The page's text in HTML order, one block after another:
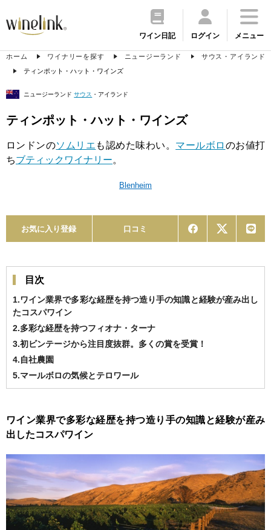
ワイン日記 ログイン メニュー
ホーム ワイナリーを探す ニュージーランド
サウス・アイランド
ティンポット・ハット・ワインズ
ニュージーランドサウス ・アイランド
ティンポット・ハット・ワインズ
ロンドンのソムリエ も認めた味わい。 マールボロ のお値打
ちブティックワイナリー。
Blenheim
お気に入り登録 口コミ
目次
1.ワイン業界で多彩な経歴を持つ造り手の知識と経験が産み出し
たコスパワイン
2.多彩な経歴を持つフィオナ・ターナ
3.初ビンテージから注目度抜群。多くの賞を受賞！
4.自社農園
5.マールボロの気候とテロワール
ワイン業界で多彩な経歴を持つ造り手の知識と経験が産み
出したコスパワイン